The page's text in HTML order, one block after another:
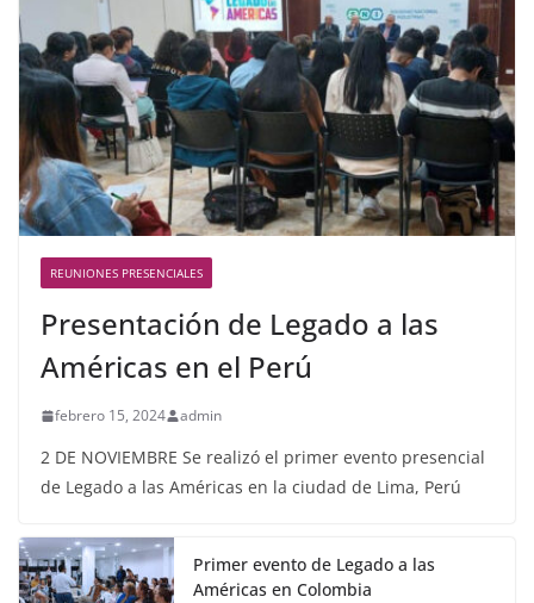
REUNIONES PRESENCIALES
Presentación de Legado a las
Américas en el Perú
febrero 15, 2024 admin
2 DE NOVIEMBRE Se realizó el primer evento presencial
de Legado a las Américas en la ciudad de Lima, Perú
Primer evento de Legado a las
Américas en Colombia